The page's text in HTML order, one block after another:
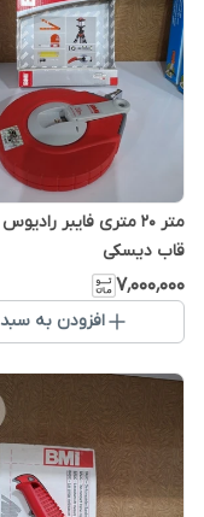
قاب دیسکی
۷٬۰۰۰٬۰۰۰
افزودن به سبد